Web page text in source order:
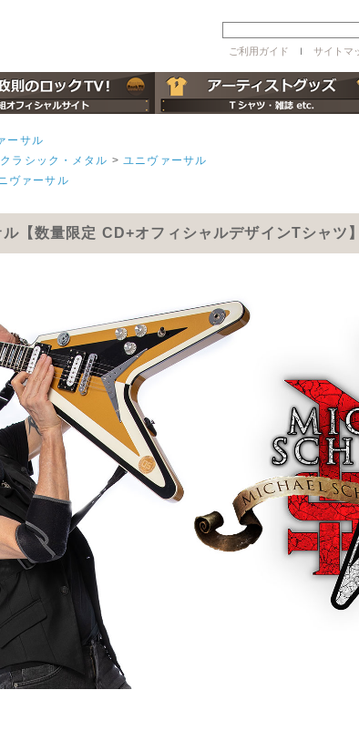
ご利用ガイド ｌ サイトマ
ーサル
ラシック・メタル > ユニヴァーサル
ヴァーサル
数量限定 CD+オフィシャルデザインTシャツ】